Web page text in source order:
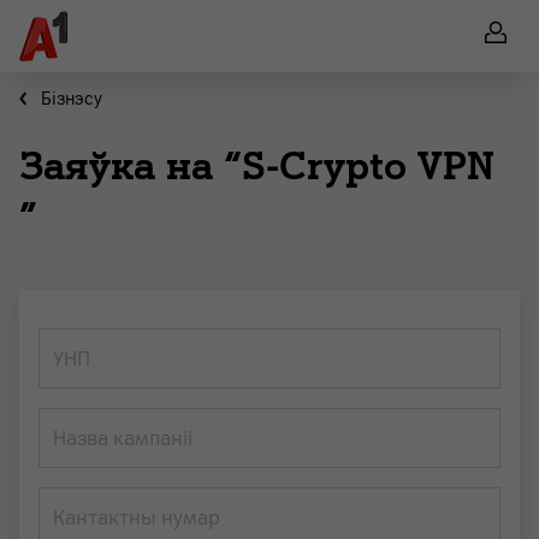
Бiзнэсу
Заяўка на “S-Crypto VPN
”
УНП
Назва кампаніі
Кантактны нумар